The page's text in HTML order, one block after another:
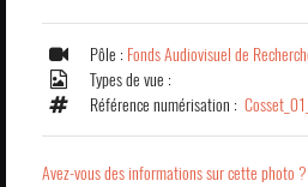
Pôle : Fonds Audiovisuel de
Types de vue :
Référence numérisation :
Avez-vous des informations sur cette photo ?